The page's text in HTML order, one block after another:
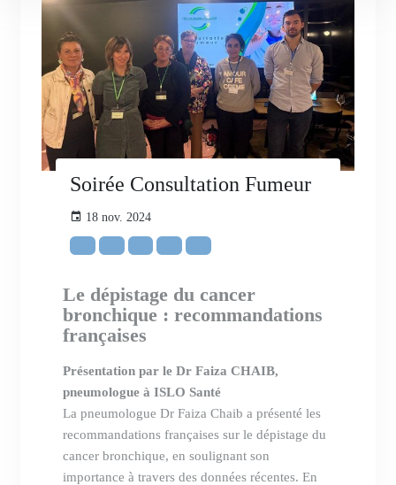
Soirée Consultation Fumeur
18 nov. 2024
Le dépistage du cancer
bronchique : recommandations
françaises
Présentation par le Dr Faiza CHAIB,
pneumologue à ISLO Santé
La pneumologue Dr Faiza Chaib a présenté les
recommandations françaises sur le dépistage du
cancer bronchique, en soulignant son
importance à travers des données récentes. En